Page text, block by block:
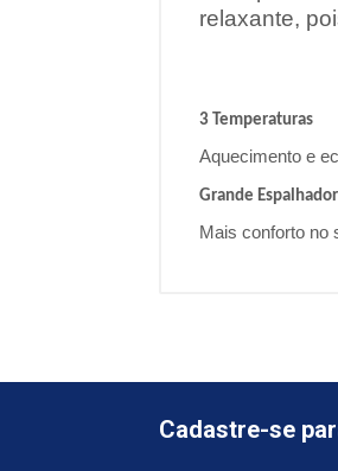
relaxante,
3 Temperaturas
Aquecimento e
Grande Espalhador
Mais conforto no
Cadastre-se